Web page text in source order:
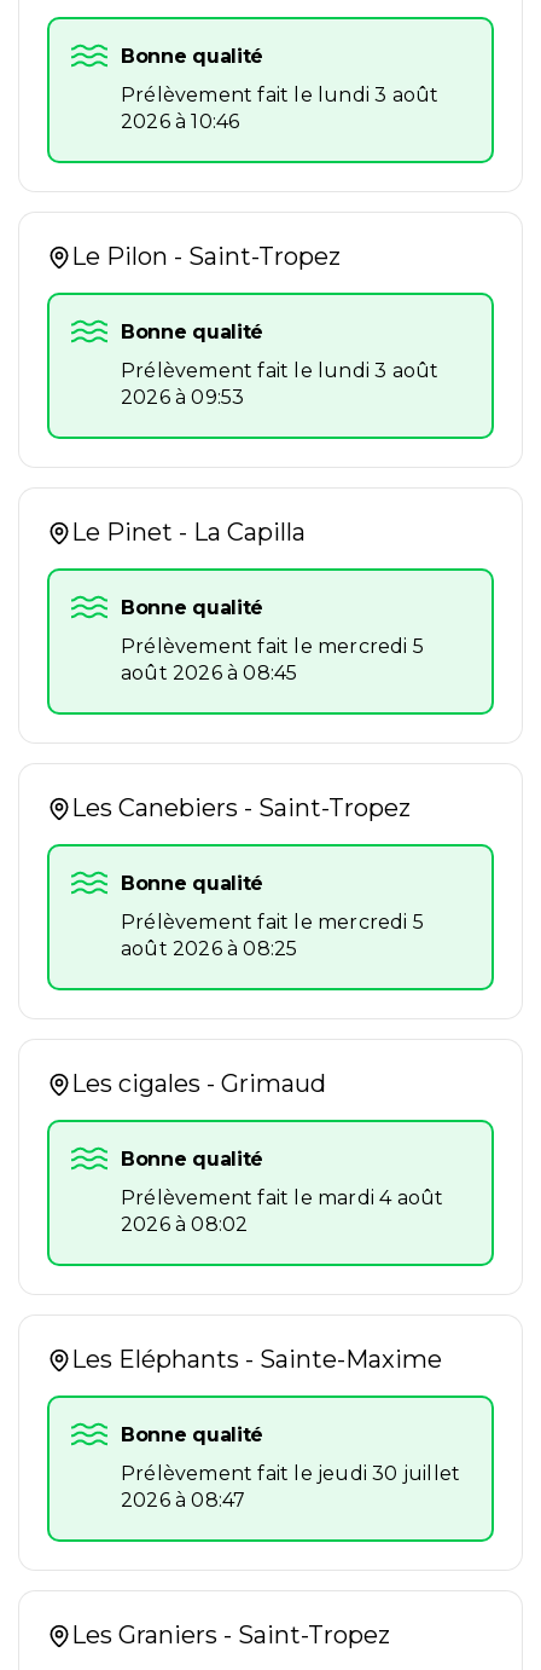
Bonne qualité
Prélèvement fait le lundi 3 août
2026 à 10:46
Le Pilon - Saint-Tropez
Bonne qualité
Prélèvement fait le lundi 3 août
2026 à 09:53
Le Pinet - La Capilla
Bonne qualité
Prélèvement fait le mercredi 5
août 2026 à 08:45
Les Canebiers - Saint-Tropez
Bonne qualité
Prélèvement fait le mercredi 5
août 2026 à 08:25
Les cigales - Grimaud
Bonne qualité
Prélèvement fait le mardi 4 août
2026 à 08:02
Les Eléphants - Sainte-Maxime
Bonne qualité
Prélèvement fait le jeudi 30 juillet
2026 à 08:47
Les Graniers - Saint-Tropez